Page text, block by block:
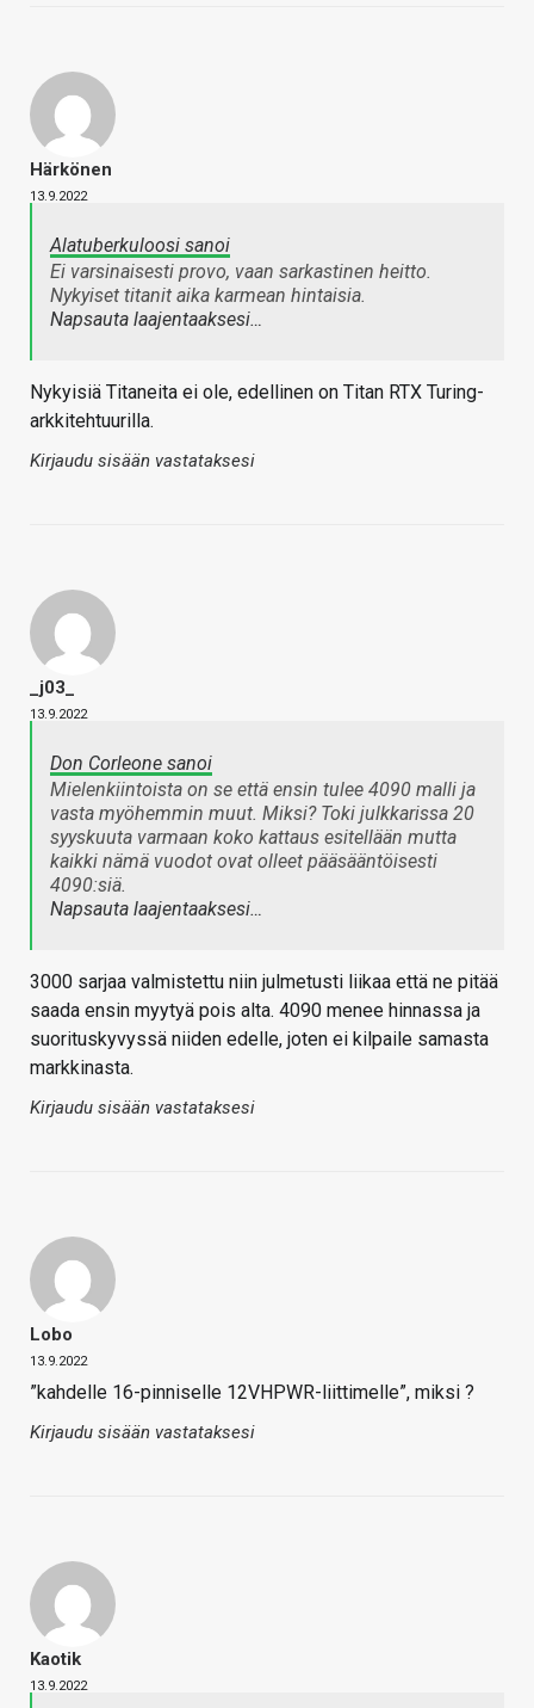
Härkönen
13.9.2022
Alatuberkuloosi sanoi
Ei varsinaisesti provo, vaan sarkastinen heitto.
Nykyiset titanit aika karmean hintaisia.
Napsauta laajentaaksesi…
Nykyisiä Titaneita ei ole, edellinen on Titan RTX Turing-
arkkitehtuurilla.
Kirjaudu sisään vastataksesi
_j03_
13.9.2022
Don Corleone sanoi
Mielenkiintoista on se että ensin tulee 4090 malli ja
vasta myöhemmin muut. Miksi? Toki julkkarissa 20
syyskuuta varmaan koko kattaus esitellään mutta
kaikki nämä vuodot ovat olleet pääsääntöisesti
4090:siä.
Napsauta laajentaaksesi…
3000 sarjaa valmistettu niin julmetusti liikaa että ne pitää
saada ensin myytyä pois alta. 4090 menee hinnassa ja
suorituskyvyssä niiden edelle, joten ei kilpaile samasta
markkinasta.
Kirjaudu sisään vastataksesi
Lobo
13.9.2022
”kahdelle 16-pinniselle 12VHPWR-liittimelle”, miksi ?
Kirjaudu sisään vastataksesi
Kaotik
13.9.2022